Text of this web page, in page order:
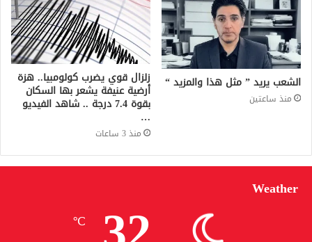
الشعب يريد ” مثل هذا والمزيد “
منذ ساعتين
زلزال قوي يضرب كولومبيا.. هزة
أرضية عنيفة يشعر بها السكان
بقوة 7.4 درجة .. شاهد الفيديو
…
منذ 3 ساعات
Weather
℃